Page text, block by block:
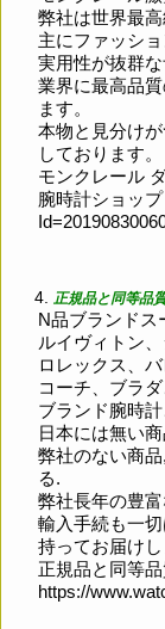
弊社は世界最
主にファッシ
実用性が抜群
業界に最高品
ます。
本物と見分け
しております。
モンクレール
腕時計ショップ
4. 正規品と同等品
N品ブランドス
ルイヴィトン
ロレックス、
コーチ、ブラ
ブランド腕時
日本には無い
弊社のない商
る.
弊社長年の豊
輸入手続も一
持ってお届け
正規品と同等
https://